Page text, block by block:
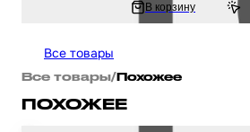
В корзину
Все товары
Все товары/Похожее
ПОХОЖЕЕ